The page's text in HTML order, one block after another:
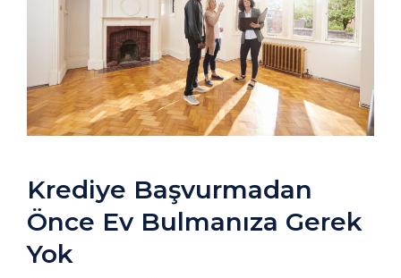
Krediye Başvurmadan
Önce Ev Bulmanıza Gerek
Yok